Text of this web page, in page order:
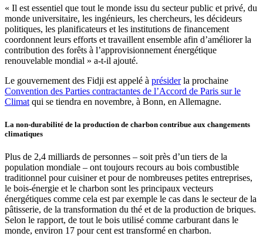
« Il est essentiel que tout le monde issu du secteur public et privé, du
monde universitaire, les ingénieurs, les chercheurs, les décideurs
politiques, les planificateurs et les institutions de financement
coordonnent leurs efforts et travaillent ensemble afin d’améliorer la
contribution des forêts à l’approvisionnement énergétique
renouvelable mondial » a-t-il ajouté.
Le gouvernement des Fidji est appelé à présiderla prochaine
Convention des Parties contractantes de l’Accord de Paris sur le
Climat qui se tiendra en novembre, à Bonn, en Allemagne.
La non-durabilité de la production de charbon contribue aux changements
climatiques
Plus de 2,4 milliards de personnes – soit près d’un tiers de la
population mondiale – ont toujours recours au bois combustible
traditionnel pour cuisiner et pour de nombreuses petites entreprises,
le bois-énergie et le charbon sont les principaux vecteurs
énergétiques comme cela est par exemple le cas dans le secteur de la
pâtisserie, de la transformation du thé et de la production de briques.
Selon le rapport, de tout le bois utilisé comme carburant dans le
monde, environ 17 pour cent est transformé en charbon.